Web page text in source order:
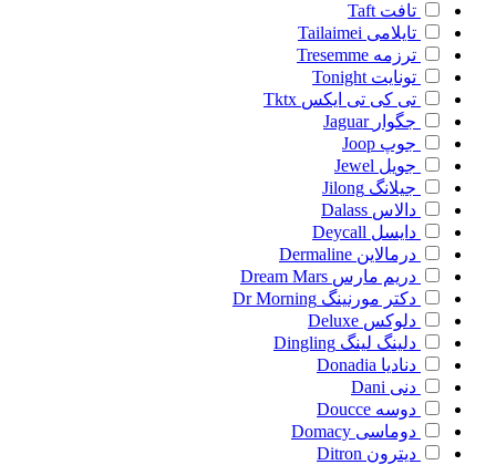
تافت Taft
تایلامی Tailaimei
ترزمه Tresemme
تونایت Tonight
تی کی تی ایکس Tktx
جگوار Jaguar
جوپ Joop
جویل Jewel
جیلانگ Jilong
دالاس Dalass
دایسل Deycall
درمالاین Dermaline
دریم مارس Dream Mars
دکتر مورنینگ Dr Morning
دلوکس Deluxe
دلینگ لینگ Dingling
دنادیا Donadia
دنی Dani
دوسه Doucce
دوماسی Domacy
دیترون Ditron